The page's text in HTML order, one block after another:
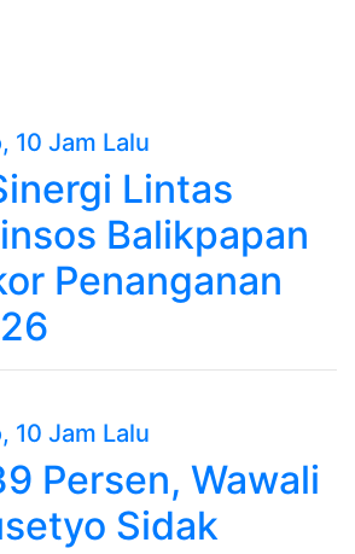
, 10 Jam Lalu
Lintas
Balikpapan
Penanganan
, 10 Jam Lalu
Persen, Wawali
Sidak